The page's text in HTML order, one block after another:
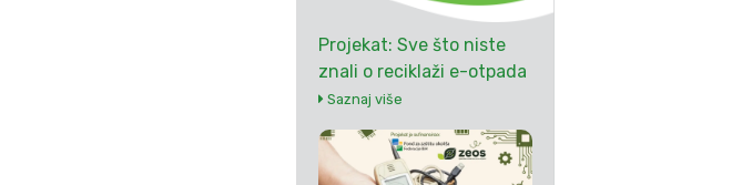
Projekat: Sve što niste
znali o reciklaži e-otpada
Saznaj više